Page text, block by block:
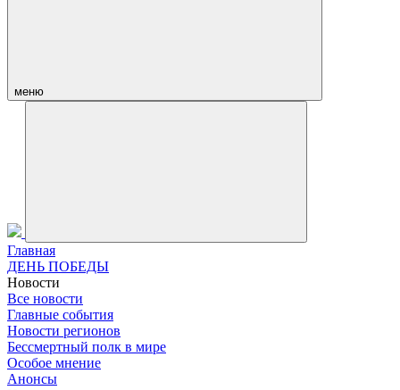
меню
Главная
ДЕНЬ ПОБЕДЫ
Новости
Все новости
Главные события
Новости регионов
Бессмертный полк в мире
Особое мнение
Анонсы